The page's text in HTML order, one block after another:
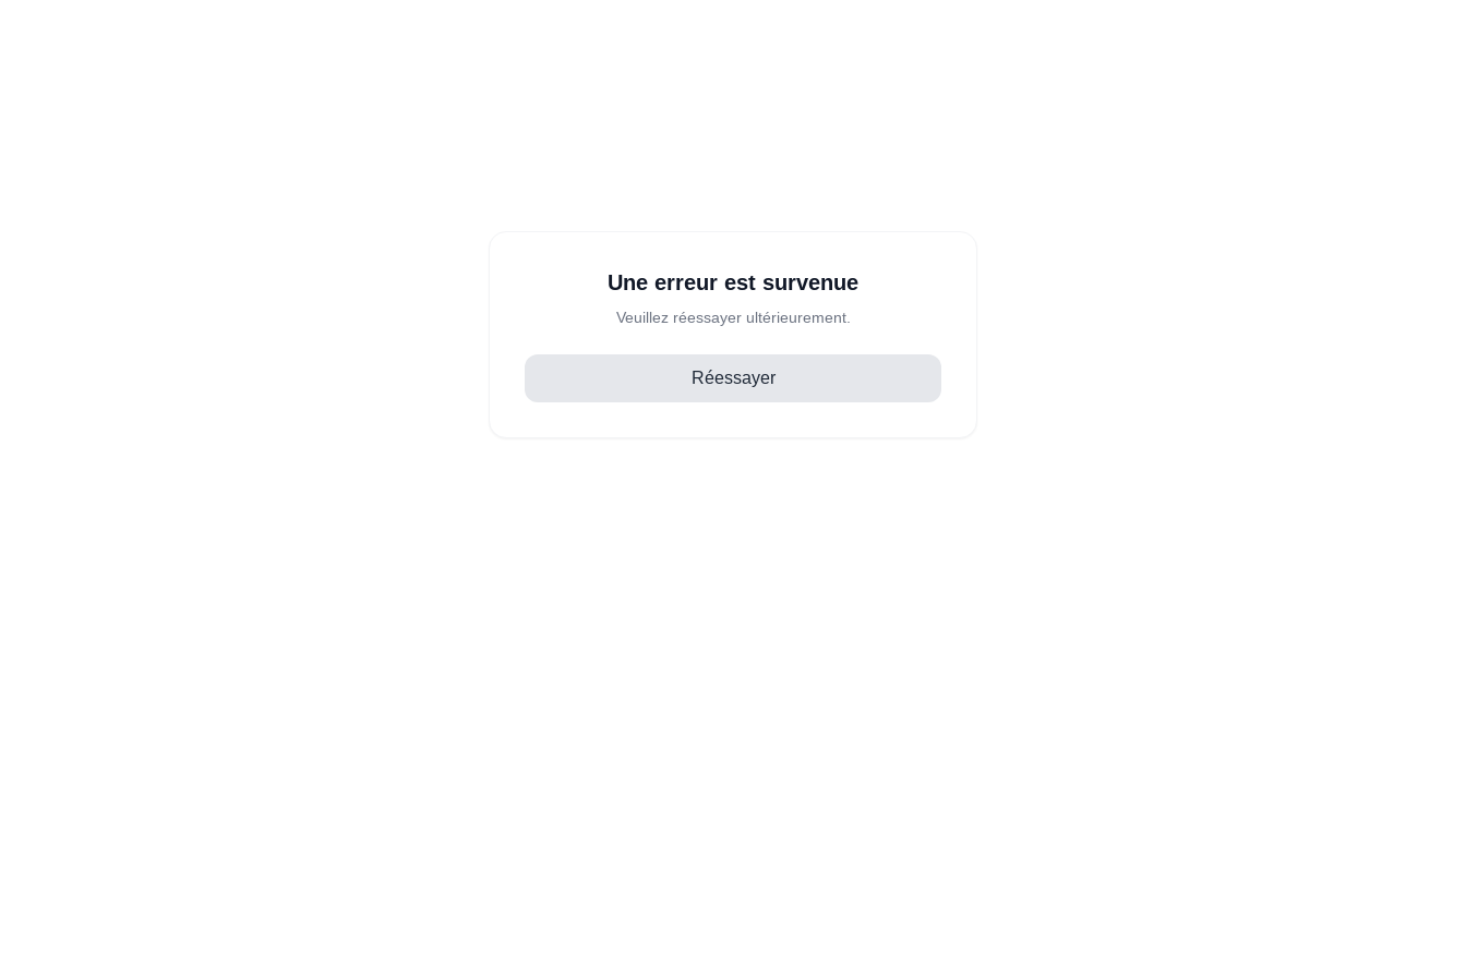
Une erreur est survenue
Veuillez réessayer ultérieurement.
Réessayer